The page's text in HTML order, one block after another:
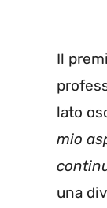
Il
lato
mio
una